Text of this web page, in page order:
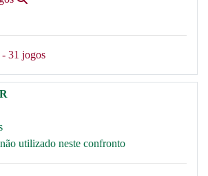
31 jogos
utilizado neste confronto